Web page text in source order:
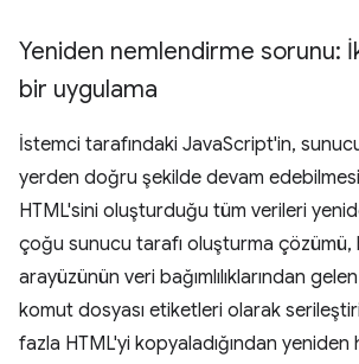
Yeniden nemlendirme sorunu:
bir uygulama
İstemci tarafındaki JavaScript'in,
yerden doğru şekilde devam
HTML'sini oluşturduğu tüm verileri
çoğu sunucu tarafı oluşturma çözümü,
arayüzünün veri bağımlılıklarından
komut dosyası etiketleri olarak
fazla HTML'yi kopyaladığından yeniden